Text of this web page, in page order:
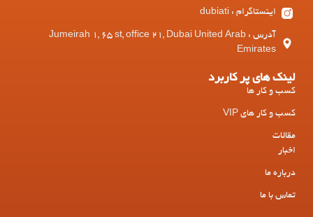
اینستاگرام : dubiati
آدرس : Jumeirah 1, 65 st, office 21, Dubai United Arab
Emirates
لینک های پر کاربرد
کسب و کار ها
کسب و کار های VIP
مقالات
اخبار
درباره ما
تماس با ما